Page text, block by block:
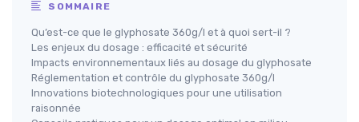
SOMMAIRE
Qu’est-ce que le glyphosate 360g/l et à quoi sert-il ?
Les enjeux du dosage : efficacité et sécurité
Impacts environnementaux liés au dosage du glyphosate
Réglementation et contrôle du glyphosate 360g/l
Innovations biotechnologiques pour une utilisation
raisonnée